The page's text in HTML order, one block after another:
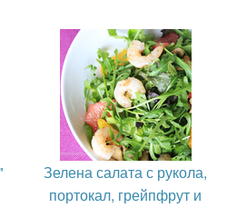
Зелена салата с рукола,
портокал, грейпфрут и